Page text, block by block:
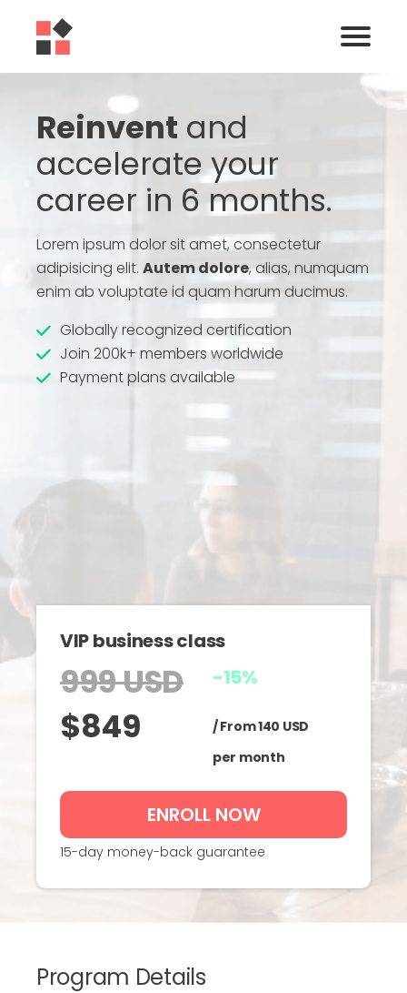
Reinvent and
accelerate your
career in 6 months.
Lorem ipsum dolor sit amet, consectetur
adipisicing elit. Autem dolore, alias, numquam
enim ab voluptate id quam harum ducimus.
Globally recognized certification
Join 200k+ members worldwide
Payment plans available
VIP business class
999 USD -15%
$849
/ From 140 USD
per month
ENROLL NOW
15-day money-back guarantee
Program Details